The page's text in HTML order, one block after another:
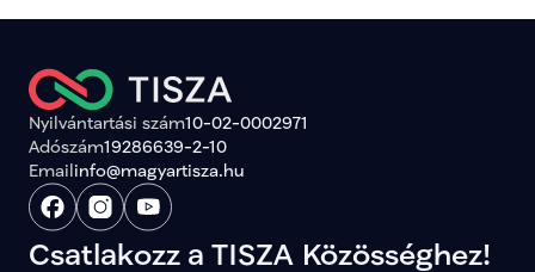
Nyilvántartási szám10-02-0002971
Adószám19286639-2-10
Emailinfo@magyartisza.hu
Csatlakozz a TISZA Közösséghez!